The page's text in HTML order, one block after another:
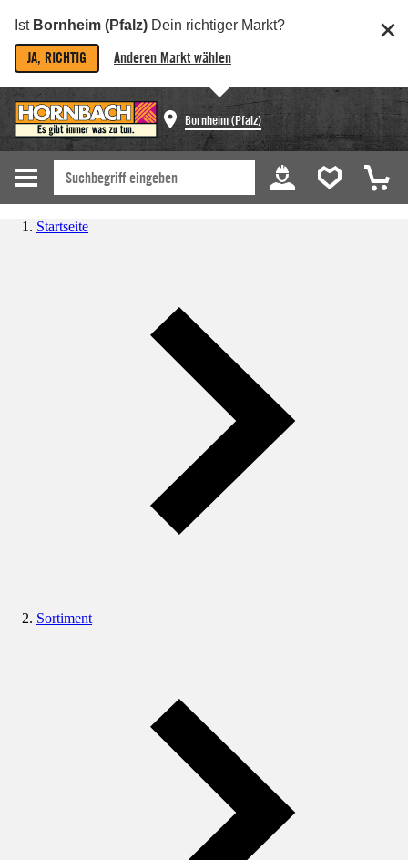
Ist Bornheim (Pfalz) Dein richtiger Markt?
JA, RICHTIG Anderen Markt wählen
Bornheim (Pfalz)
Startseite
Sortiment